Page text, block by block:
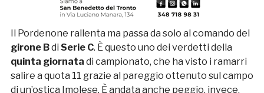
Il Pordenone rallenta ma passa da solo al comando del
girone Bdi Serie C. È questo uno dei verdetti della
quinta giornata di campionato, che ha visto i ramarri
salire a quota 11 grazie al pareggio ottenuto sul campo
di un’ostica Imolese. È andata anche peggio, invece,